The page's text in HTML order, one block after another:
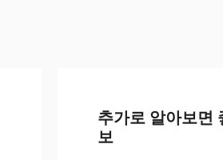
추가로 알아보면
보